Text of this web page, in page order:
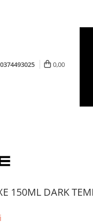
0374493025 0,00
150ML DARK